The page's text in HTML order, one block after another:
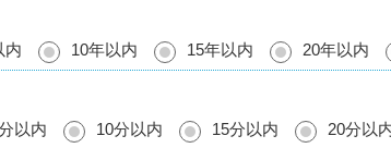
内 10年以内 15年以内 20年以内
以内 10分以内 15分以内 20分以